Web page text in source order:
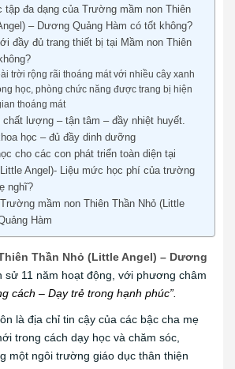
tập đa dạng của Trường mầm non Thiên
– Dương Quảng Hàm có tốt không?
đầy đủ trang thiết bị tại Mầm non Thiên
trời rộng rãi thoáng mát với nhiều cây xanh
học, phòng chức năng được trang bị hiện
thoáng mát
lượng – tận tâm – đầy nhiệt huyết.
học – đủ đầy dinh dưỡng
cho các con phát triển toàn diện tại
Angel)- Liệu mức học phí của trường
nghĩ?
mầm non Thiên Thần Nhỏ (Little
Hàm
Thần Nhỏ (Little Angel) – Dương
sử 11 năm hoạt động, với phương châm
cách – Dạy trẻ trong hạnh phúc”.
là địa chỉ tin cậy của các bậc cha mẹ
trong cách dạy học và chăm sóc,
một ngôi trường giáo dục thân thiện